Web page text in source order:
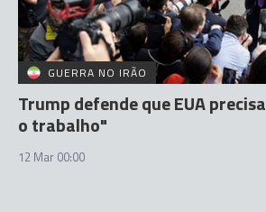
GUERRA NO IRÃO
Trump defende que EUA
o trabalho"
12 Mar 00:00